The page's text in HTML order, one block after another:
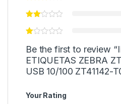
Be the first to review
ETIQUETAS ZEBRA
USB 10/100 ZT41142-
Your Rating